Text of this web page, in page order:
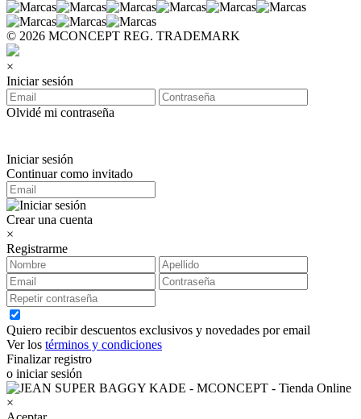
© 2026 MCONCEPT REG. TRADEMARK
×
Iniciar sesión
Olvidé mi contraseña
Iniciar sesión
Continuar como invitado
Crear una cuenta
×
Registrarme
Quiero recibir descuentos exclusivos y novedades por email
Ver los términos y condiciones
Finalizar registro
o iniciar sesión
×